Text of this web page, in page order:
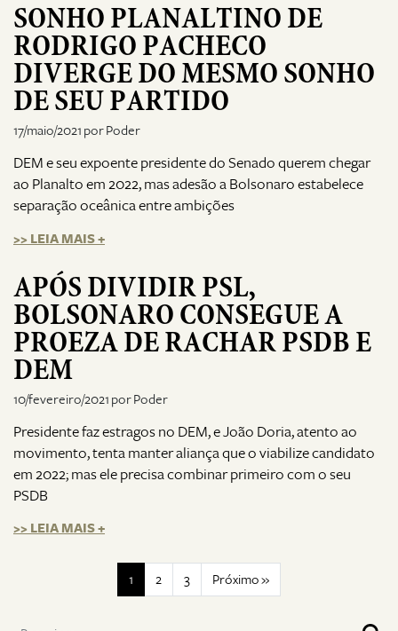
SONHO PLANALTINO DE
RODRIGO PACHECO
DIVERGE DO MESMO SONHO
DE SEU PARTIDO
17/maio/2021 por Poder
DEM e seu expoente presidente do Senado querem chegar
ao Planalto em 2022, mas adesão a Bolsonaro estabelece
separação oceânica entre ambições
>> LEIA MAIS +
APÓS DIVIDIR PSL,
BOLSONARO CONSEGUE A
PROEZA DE RACHAR PSDB E
DEM
10/fevereiro/2021 por Poder
Presidente faz estragos no DEM, e João Doria, atento ao
movimento, tenta manter aliança que o viabilize candidato
em 2022; mas ele precisa combinar primeiro com o seu
PSDB
>> LEIA MAIS +
1 2 3 Próximo »